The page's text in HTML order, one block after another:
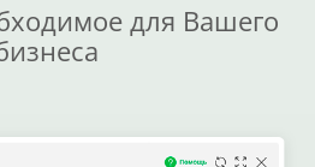
для Вашего